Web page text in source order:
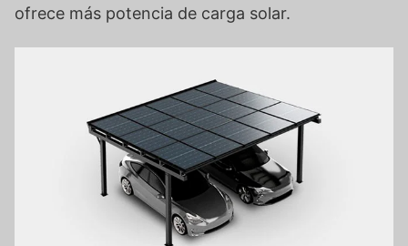
ofrece más potencia de carga solar.